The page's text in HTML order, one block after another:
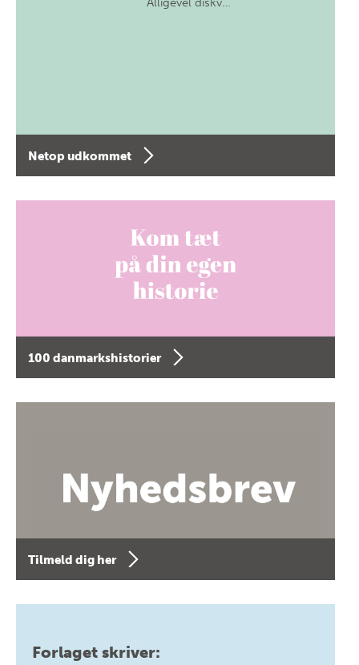
Netop udkommet
100 danmarkshistorier
Tilmeld dig her
Forlaget skriver: